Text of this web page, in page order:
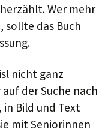
Wer mehr
sollte das Buch
nicht ganz
der Suche nach
in Bild und Text
mit Seniorinnen